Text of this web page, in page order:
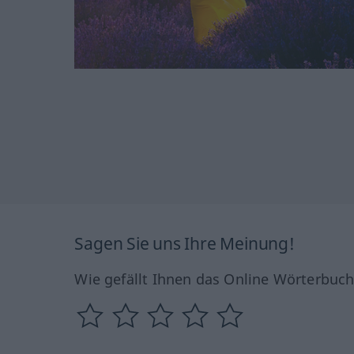
Sagen Sie uns Ihre Meinung!
Wie gefällt Ihnen das Online